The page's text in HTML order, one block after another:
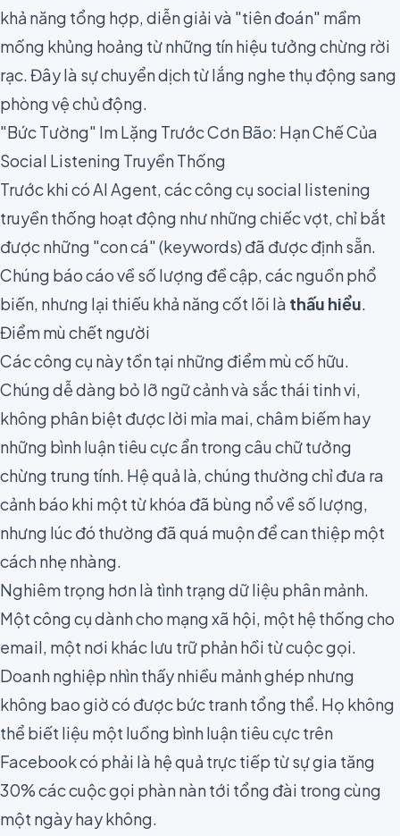
khả năng tổng hợp, diễn giải và "tiên đoán" mầm
mống khủng hoảng từ những tín hiệu tưởng chừng rời
rạc. Đây là sự chuyển dịch từ lắng nghe thụ động sang
phòng vệ chủ động.
"Bức Tường" Im Lặng Trước Cơn Bão: Hạn Chế Của
Social Listening Truyền Thống
Trước khi có AI Agent, các công cụ social listening
truyền thống hoạt động như những chiếc vợt, chỉ bắt
được những "con cá" (keywords) đã được định sẵn.
Chúng báo cáo về số lượng đề cập, các nguồn phổ
biến, nhưng lại thiếu khả năng cốt lõi là thấu hiểu.
Điểm mù chết người
Các công cụ này tồn tại những điểm mù cố hữu.
Chúng dễ dàng bỏ lỡ ngữ cảnh và sắc thái tinh vi,
không phân biệt được lời mỉa mai, châm biếm hay
những bình luận tiêu cực ẩn trong câu chữ tưởng
chừng trung tính. Hệ quả là, chúng thường chỉ đưa ra
cảnh báo khi một từ khóa đã bùng nổ về số lượng,
nhưng lúc đó thường đã quá muộn để can thiệp một
cách nhẹ nhàng.
Nghiêm trọng hơn là tình trạng dữ liệu phân mảnh.
Một công cụ dành cho mạng xã hội, một hệ thống cho
email, một nơi khác lưu trữ phản hồi từ cuộc gọi.
Doanh nghiệp nhìn thấy nhiều mảnh ghép nhưng
không bao giờ có được bức tranh tổng thể. Họ không
thể biết liệu một luồng bình luận tiêu cực trên
Facebook có phải là hệ quả trực tiếp từ sự gia tăng
30% các cuộc gọi phàn nàn tới tổng đài trong cùng
một ngày hay không.